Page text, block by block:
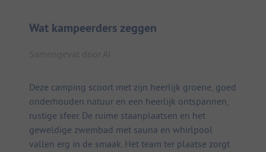
Wat kampeerders zeggen
Deze camping scoort met zijn heerlijk groene, goed
onderhouden natuur en een heerlijk ontspannen,
rustige sfeer. De ruime staanplaatsen en het
geweldige zwembad met sauna en whirlpool
vallen erg in de smaak. Het team ter plaatse zorgt